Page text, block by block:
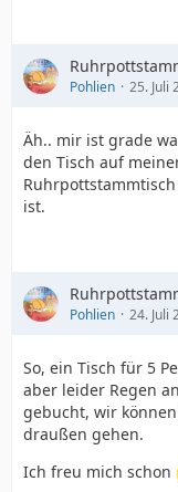
Pohlien 25. Juli
Äh.. mir ist grade
den Tisch auf
ist.
Pohlien 24. Juli
So, ein Tisch für 5
aber leider Regen
gebucht, wir
draußen gehen.
Ich freu mich schon